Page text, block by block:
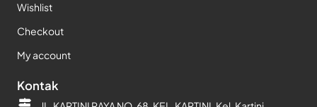
Wishlist
Checkout
My account
Kontak